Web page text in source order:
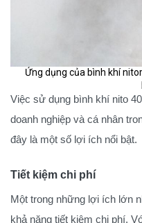
Ứng dụng của bình khí
Việc sử dụng bình khí nito
doanh nghiệp và cá nhân
đây là một số lợi ích nổi bật.
Tiết kiệm chi phí
Một trong những lợi ích lớn
khả năng tiết kiệm chi phí.